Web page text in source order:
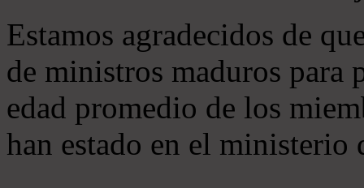
Estamos agradecidos de
de ministros maduros
edad promedio de los
han estado en el ministerio